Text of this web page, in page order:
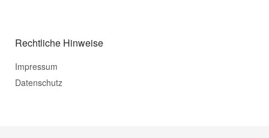
Rechtliche Hinweise
Impressum
Datenschutz